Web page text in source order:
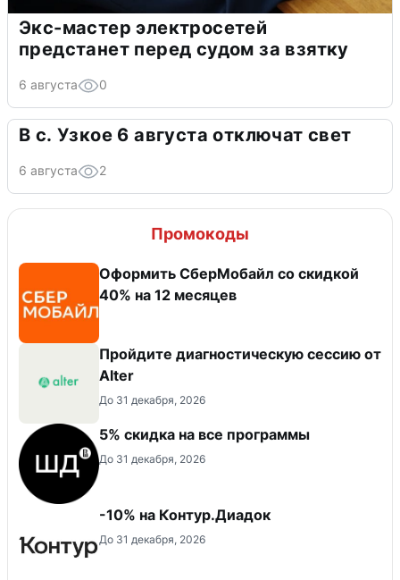
Экс-мастер электросетей
предстанет перед судом за взятку
6 августа 0
В с. Узкое 6 августа отключат свет
6 августа 2
Промокоды
Оформить СберМобайл со скидкой
40% на 12 месяцев
Пройдите диагностическую сессию от
Alter
До 31 декабря, 2026
5% скидка на все программы
До 31 декабря, 2026
-10% на Контур.Диадок
До 31 декабря, 2026